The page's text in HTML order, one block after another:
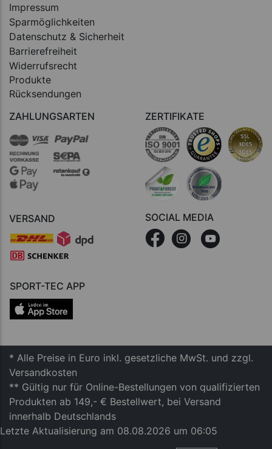
Impressum
Sparmöglichkeiten
Datenschutz & Sicherheit
Barrierefreiheit
Widerrufsrecht
Produkte
Rücksendungen
ZAHLUNGSARTEN
VERSAND
ZERTIFIKATE
SOCIAL MEDIA
SPORT-TEC APP
* Alle Preise in Euro inkl. gesetzliche MwSt. und zzgl.
Versandkosten
** Gültig nur für Online-Bestellungen von qualifizierten
Produkten ab 149,- € Bestellwert, bei Versand
innerhalb Deutschlands
Letzte Aktualisierung am 08.08.2026 um 06:05